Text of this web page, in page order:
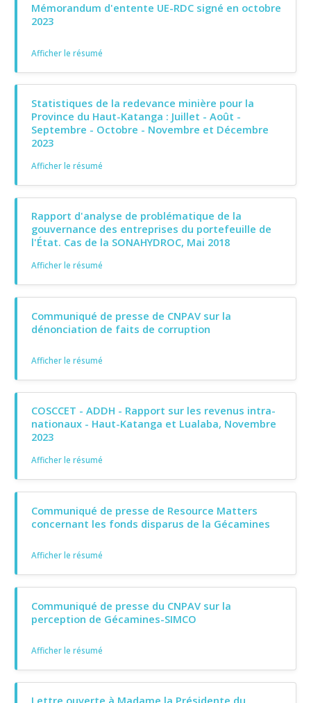
Mémorandum d'entente UE-RDC signé en octobre
2023
Afficher le résumé
Statistiques de la redevance minière pour la
Province du Haut-Katanga : Juillet - Août -
Septembre - Octobre - Novembre et Décembre
2023
Afficher le résumé
Rapport d'analyse de problématique de la
gouvernance des entreprises du portefeuille de
l'État. Cas de la SONAHYDROC, Mai 2018
Afficher le résumé
Communiqué de presse de CNPAV sur la
dénonciation de faits de corruption
Afficher le résumé
COSCCET - ADDH - Rapport sur les revenus intra-
nationaux - Haut-Katanga et Lualaba, Novembre
2023
Afficher le résumé
Communiqué de presse de Resource Matters
concernant les fonds disparus de la Gécamines
Afficher le résumé
Communiqué de presse du CNPAV sur la
perception de Gécamines-SIMCO
Afficher le résumé